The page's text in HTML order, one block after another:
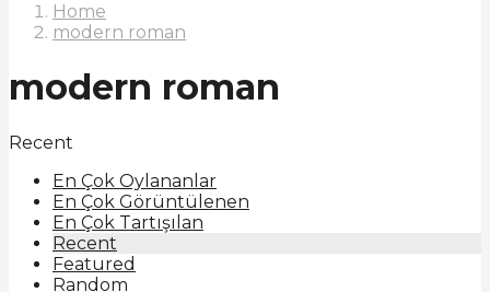
Home
modern roman
modern roman
Recent
En Çok Oylananlar
En Çok Görüntülenen
En Çok Tartışılan
Recent
Featured
Random